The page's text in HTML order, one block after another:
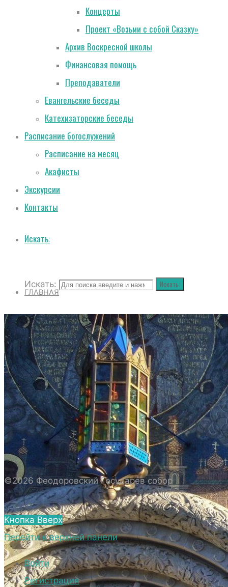
Концерты
Проект «Возьми с собой Сказку»
Архив Воскресной школы
Финансовая помощь
Преподаватели
Евангельские беседы
Катехизаторские беседы
Расписание богослужений
Расписание на месяц
Акафисты
Экскурсии
Контакты
Искать:
Искать: Искать:
ГЛАВНАЯ
О СОБОРЕ
ИСТОРИЯ СОБОРА
ИСТОРИЯ ФЕОДОРОВСКОГО ГОСУДАРЕВА
СОБОРА
ПОЛОЖЕНИЕ И ВНУТРЕННИЙ
РАСПОРЯДОК СОБОРА
БИОГРАФИЧЕСКИЕ ДАННЫЕ
СВЯЩЕННОСЛУЖИТЕЛЕЙ СОБОРА.
ВНЕШНИЙ ВИД
ВНЕШНИЙ ВИД СОБОРА
ВЕРХНИЙ ХРАМ ФЕОДОРОВСКОГО
ГОСУДАРЕВА СОБОРА
НИЖНИЙ ХРАМ ФЕОДОРОВСКОГО
ГОСУДАРЕВА СОБОРА
©2026 Феодоровский Государев собор
Кнопка Вверх
Перейти к верхней панели
Войти
Регистрация